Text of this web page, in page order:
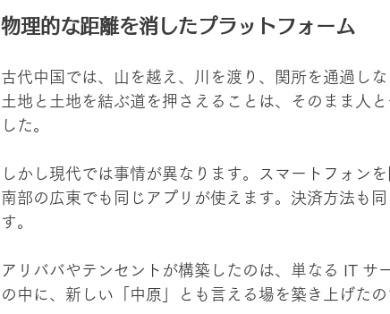
物理的な距離を消したプラットフォーム
古代中国では、山を越え、川を渡り、関所を通過し
土地と土地を結ぶ道を押さえることは、そのまま人
した。
しかし現代では事情が異なります。スマートフォン
南部の広東でも同じアプリが使えます。決済方法も
す。
アリババやテンセントが構築したのは、単なる IT サ
の中に、新しい「中原」とも言える場を築き上げたの